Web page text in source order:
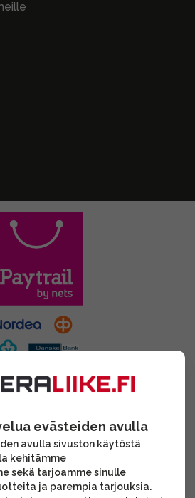
evästeiden avulla
avulla sivuston käytöstä
kehitämme
sekä tarjoamme sinulle
ja parempia tarjouksia.